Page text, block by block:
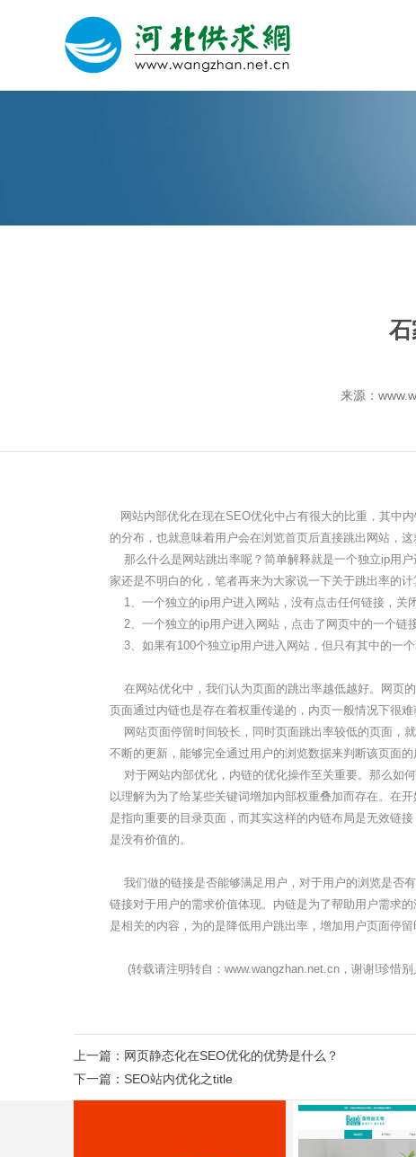
来源：
网站内部优化在现在SEO优化中占有很大的比重，其中
的分布，也就意味着用户会在浏览首页后直接跳出网站，
那么什么是网站跳出率呢？简单解释就是一个独立ip用
家还是不明白的化，笔者再来为大家说一下关于跳出率的计
1、一个独立的ip用户进入网站，没有点击任何链接，关
2、一个独立的ip用户进入网站，点击了网页中的一个链
3、如果有100个独立ip用户进入网站，但只有其中的一
在网站优化中，我们认为页面的跳出率越低越好。网页
页面通过内链也是存在着权重传递的，内页一般情况下很
网站页面停留时间较长，同时页面跳出率较低的页面，
不断的更新，能够完全通过用户的浏览数据来判断该页面
对于网站内部优化，内链的优化操作至关重要。那么如
以理解为为了给某些关键词增加内部权重叠加而存在。在
是指向重要的目录页面，而其实这样的内链布局是无效链
是没有价值的。
我们做的链接是否能够满足用户，对于用户的浏览是否
链接对于用户的需求价值体现。内链是为了帮助用户需求
是相关的内容，为的是降低用户跳出率，增加用户页面停留
(转载请注明转自：www.wangzhan.net.cn，谢谢!珍惜别
上一篇： 网页静态化在SEO优化的优势是什么？
下一篇： SEO站内优化之title